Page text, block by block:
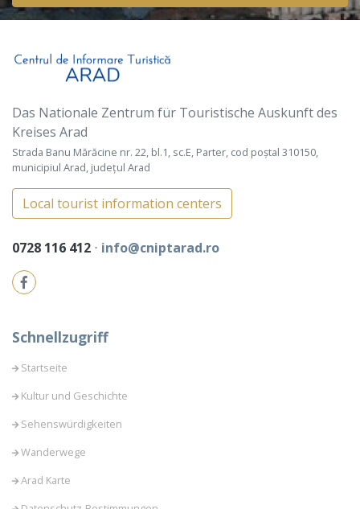
Das Nationale Zentrum für Touristische Auskunft des
Kreises Arad
Strada Banu Mărăcine nr. 22, bl.1, sc.E, Parter, cod poștal 310150,
municipiul Arad, județul Arad
Local tourist information centers
0728 116 412 ⋅ info@cniptarad.ro
Schnellzugriff
Startseite
Kultur und Geschichte
Sehenswürdigkeiten
Wanderwege
Arad Karte